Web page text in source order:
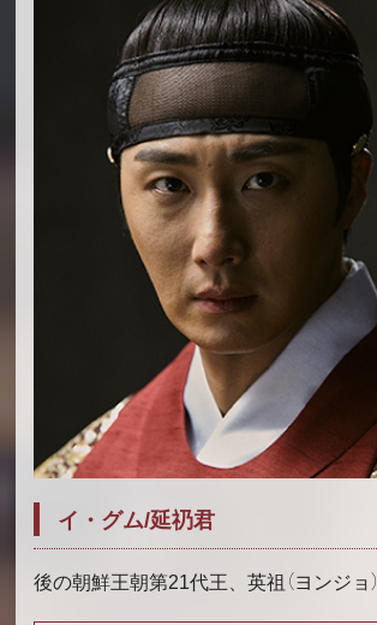
イ・グム/延礽君
後の朝鮮王朝第21代王、英祖（ヨンジョ）